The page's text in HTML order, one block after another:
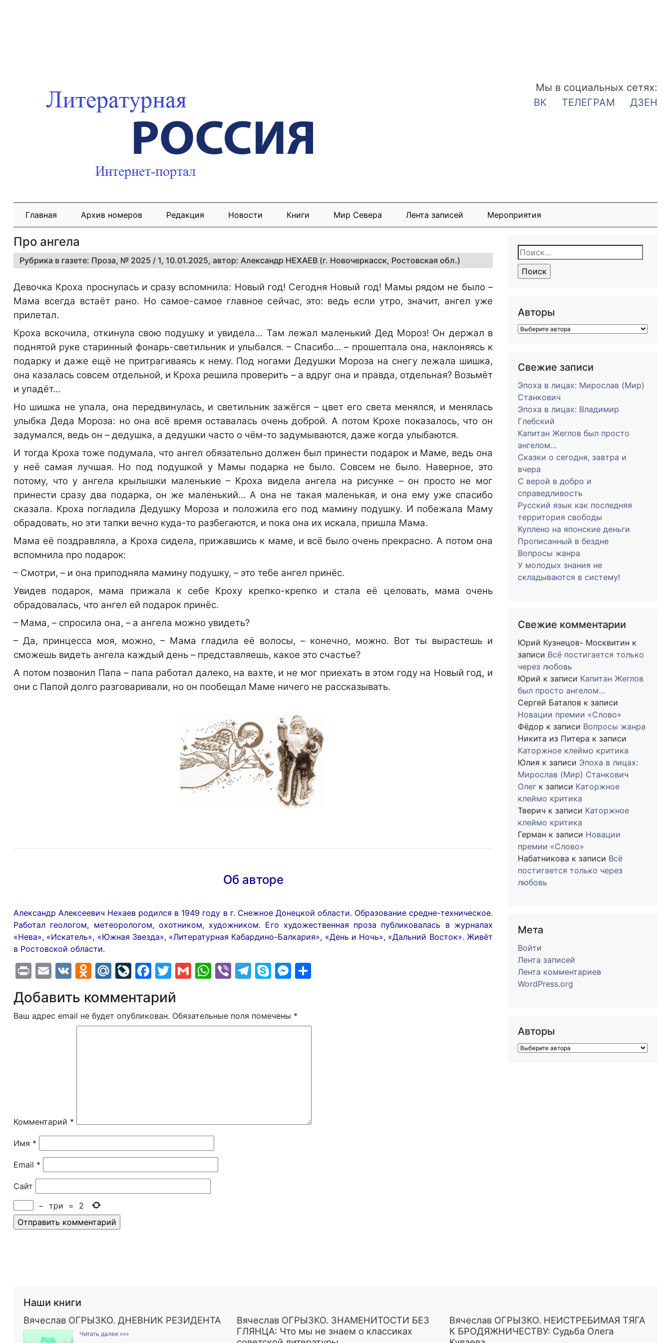
Мы в социальных сетях:
ВК
ТЕЛЕГРАМ ДЗЕН
Главная Архив номеров Редакция Новости Книги Мир Севера Лента записей Мероприятия
Про ангела
Рубрика в газете: Проза, № 2025 / 1, 10.01.2025, автор: Александр НЕХАЕВ (г. Новочеркасск, Ростовская обл.)
Девочка Кроха проснулась и сразу вспомнила: Новый год! Сегодня Новый год! Мамы рядом не было –
Мама всегда встаёт рано. Но самое-самое главное сейчас, это: ведь если утро, значит, ангел уже
прилетал.
Кроха вскочила, откинула свою подушку и увидела… Там лежал маленький Дед Мороз! Он держал в
поднятой руке старинный фонарь-светильник и улыбался. – Спасибо… – прошептала она, наклоняясь к
подарку и даже ещё не притрагиваясь к нему. Под ногами Дедушки Мороза на снегу лежала шишка,
она казалась совсем отдельной, и Кроха решила проверить – а вдруг она и правда, отдельная? Возьмёт
и упадёт…
Но шишка не упала, она передвинулась, и светильник зажёгся – цвет его света менялся, и менялась
улыбка Деда Мороза: но она всё время оставалась очень доброй. А потом Крохе показалось, что он
задумался, ведь он – дедушка, а дедушки часто о чём-то задумываются, даже когда улыбаются.
И тогда Кроха тоже подумала, что ангел обязательно должен был принести подарок и Маме, ведь она
у неё самая лучшая. Но под подушкой у Мамы подарка не было. Совсем не было. Наверное, это
потому, что у ангела крылышки маленькие – Кроха видела ангела на рисунке – он просто не мог
принести сразу два подарка, он же маленький… А она не такая маленькая, и она ему уже спасибо
сказала. Кроха погладила Дедушку Мороза и положила его под мамину подушку. И побежала Маму
обрадовать, но эти тапки вечно куда-то разбегаются, и пока она их искала, пришла Мама.
Мама её поздравляла, а Кроха сидела, прижавшись к маме, и всё было очень прекрасно. А потом она
вспомнила про подарок:
– Смотри, – и она приподняла мамину подушку, – это тебе ангел принёс.
Увидев подарок, мама прижала к себе Кроху крепко-крепко и стала её целовать, мама очень
обрадовалась, что ангел ей подарок принёс.
– Мама, – спросила она, – а ангела можно увидеть?
– Да, принцесса моя, можно, – Мама гладила её волосы, – конечно, можно. Вот ты вырастешь и
сможешь видеть ангела каждый день – представляешь, какое это счастье?
А потом позвонил Папа – папа работал далеко, на вахте, и не мог приехать в этом году на Новый год, и
они с Папой долго разговаривали, но он пообещал Маме ничего не рассказывать.
Об авторе
Александр Алексеевич Нехаев родился в 1949 году в г. Снежное Донецкой области. Образование средне-техническое.
Работал геологом, метеорологом, охотником, художником. Его художественная проза публиковалась в журналах
«Нева», «Искатель», «Южная Звезда», «Литературная Кабардино-Балкария», «День и Ночь», «Дальний Восток». Живёт
в Ростовской области.
PrintEmail
VK Odnoklassniki
Mail.Ru
LiveJournal
Facebook
Twitter
GmailWhatsApp
ViberTelegram
SkypeMessenger
Добавить комментарий
Ваш адрес email не будет опубликован. Обязательные поля помечены *
Комментарий *
Имя *
Email *
Сайт
− три = 2
Найти:
Авторы
Свежие записи
Эпоха в лицах: Мирослав (Мир)
Станкович
Эпоха в лицах: Владимир
Глебский
Капитан Жеглов был просто
ангелом…
Сказки о сегодня, завтра и
вчера
С верой в добро и
справедливость
Русский язык как последняя
территория свободы
Куплено на японские деньги
Прописанный в бездне
Вопросы жанра
У молодых знания не
складываются в систему!
Свежие комментарии
Юрий Кузнецов- Москвитин к
записи Всё постигается только
через любовь
Юрий к записи Капитан Жеглов
был просто ангелом…
Сергей Баталов к записи
Новации премии «Слово»
Фёдор к записи Вопросы жанра
Никита из Питера к записи
Каторжное клеймо критика
Юлия к записи Эпоха в лицах:
Мирослав (Мир) Станкович
Олег к записи Каторжное
клеймо критика
Тверич к записи Каторжное
клеймо критика
Герман к записи Новации
премии «Слово»
Набатникова к записи Всё
постигается только через
любовь
Мета
Войти
Лента записей
Лента комментариев
WordPress.org
Авторы
Наши книги
Вячеслав ОГРЫЗКО. ДНЕВНИК РЕЗИДЕНТА
Читать далее »»»
Вячеслав ОГРЫЗКО. ЗНАМЕНИТОСТИ БЕЗ
ГЛЯНЦА: Что мы не знаем о классиках
Вячеслав ОГРЫЗКО. НЕИСТРЕБИМАЯ ТЯГА
К БРОДЯЖНИЧЕСТВУ: Судьба Олега